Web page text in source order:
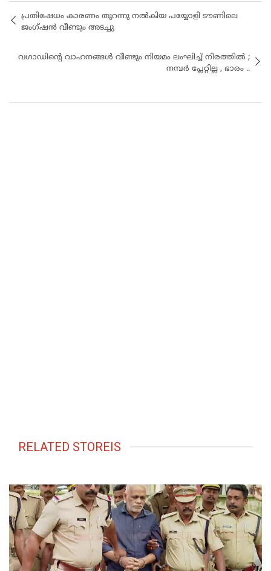
പ്രതിഷേധം കാരണം തുറന്നു നൽകിയ പയ്യോളി ടൗണിലെ
ജംഗ്ഷൻ വീണ്ടും അടച്ചു
വഗാഡിന്റെ വാഹനങ്ങൾ വീണ്ടും നിയമം ലംഘിച്ച് നിരത്തിൽ ;
നമ്പർ പ്ലേറ്റില്ല , ഭാരം ..
RELATED STOREIS